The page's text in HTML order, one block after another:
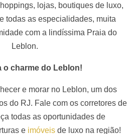
lojas, boutiques de luxo,
todas as especialidades, muita
com a lindíssima Praia do
Leblon.
o charme do Leblon!
e morar no Leblon, um dos
do RJ. Fale com os corretores de
todas as oportunidades de
e imóveisde luxo na região!